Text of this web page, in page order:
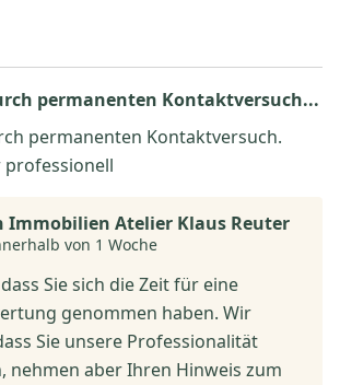
permanenten Kontaktversuch...
permanenten Kontaktversuch.
professionell
Atelier Klaus Reuter
von 1 Woche
Sie sich die Zeit für eine
genommen haben. Wir
Sie unsere Professionalität
nehmen aber Ihren Hinweis zum